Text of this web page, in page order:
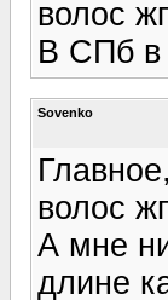
волос
В СПб в
Sovenko
волос
А мне
длине